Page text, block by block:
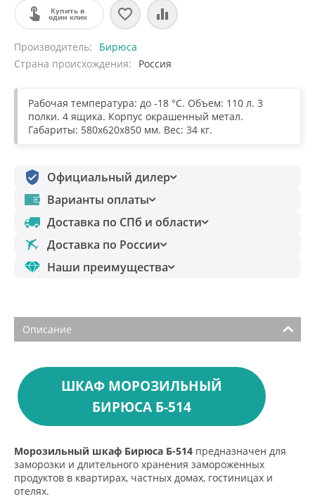
Купить в
один клик
Производитель
Бирюса
Страна происхождения
Россия
Рабочая температура: до -18 °С. Объем: 110 л. 3
полки. 4 ящика. Корпус окрашенный метал.
Габариты: 580х620х850 мм. Вес: 34 кг.
Официальный дилер
Варианты оплаты
Доставка по СПб и области
Доставка по России
Наши преимущества
Описание
ШКАФ МОРОЗИЛЬНЫЙ
БИРЮСА Б-514
Морозильный шкаф Бирюса Б-514 предназначен для
заморозки и длительного хранения замороженных
продуктов в квартирах, частных домах, гостиницах и
отелях.